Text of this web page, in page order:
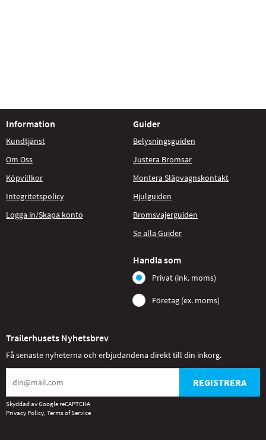
Information
Kundtjänst
Om Oss
Köpvillkor
Integritetspolicy
Logga in/Skapa konto
Guider
Belysningsguiden
Justera Bromsar
Montera Släpvagnskontakt
Hjulguiden
Bromsvajerguiden
Se alla Guider
Handla som
Privat (ink. moms)
Företag (ex. moms)
Trailerhusets Nyhetsbrev
Få senaste nyheterna och erbjudandena direkt till din inkorg.
REGISTRERA
Skyddad av Google reCAPTCHA
Privacy Policy, Terms of Service